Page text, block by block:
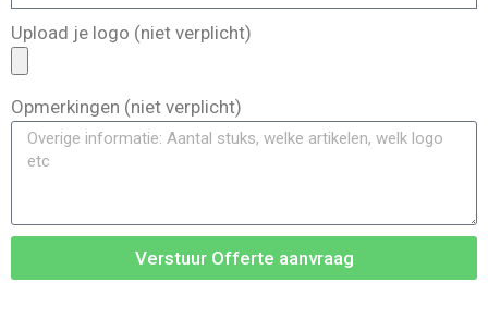
Upload je logo (niet verplicht)
Opmerkingen (niet verplicht)
Verstuur Offerte aanvraag